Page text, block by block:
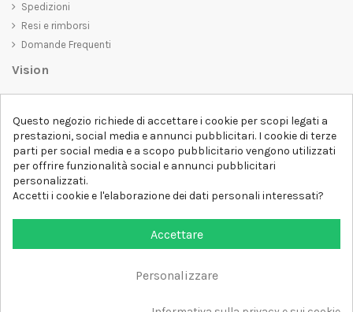
Spedizioni
Resi e rimborsi
Domande Frequenti
Vision
belli da vedere, ma che trasmettano anche un messaggio importante.
Che siate alla ricerca di una t-shirt unica e di tendenza, di una felpa
comoda e accogliente o di un accessorio esclusivo,
D-SHIRT
ha
qualcosa per tutti.
Follow us
Questo negozio richiede di accettare i cookie per scopi legati a
prestazioni, social media e annunci pubblicitari. I cookie di terze
parti per social media e a scopo pubblicitario vengono utilizzati
per offrire funzionalità social e annunci pubblicitari
personalizzati.
Accetti i cookie e l'elaborazione dei dati personali interessati?
Accettare
Personalizzare